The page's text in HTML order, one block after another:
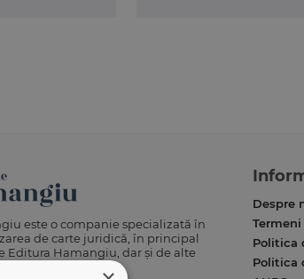
este o companie specializată în
de carte juridică, în principal
Editura Hamangiu, dar și de alte
Despre
Politica
Politica